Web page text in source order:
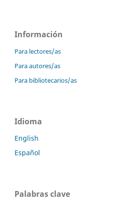
Información
Para lectores/as
Para autores/as
Para bibliotecarios/as
Idioma
English
Español
Palabras clave